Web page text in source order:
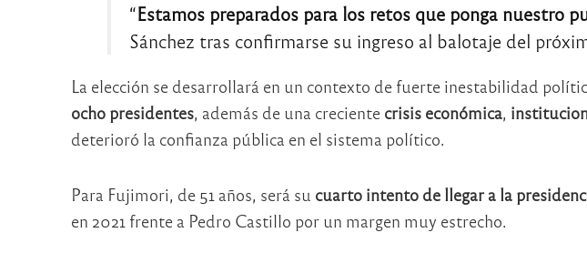
“Estamos preparados para los retos que ponga nuestro
Sánchez tras confirmarse su ingreso al balotaje del
La elección se desarrollará en un contexto de fuerte inestabilidad
ocho presidentes, además de una creciente crisis económica,
deterioró la confianza pública en el sistema político.
Para Fujimori, de 51 años, será su cuarto intento de llegar a la
en 2021 frente a Pedro Castillo por un margen muy estrecho.